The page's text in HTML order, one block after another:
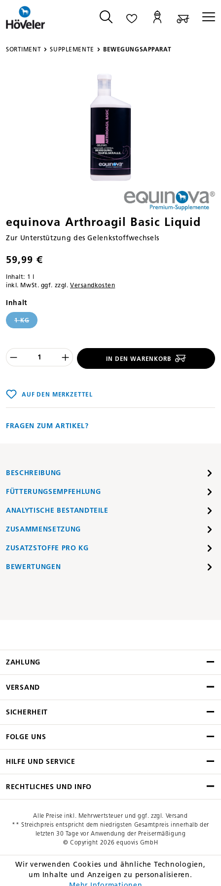
springen
SORTIMENT SUPPLEMENTE BEWEGUNGSAPPARAT
Bildergalerie überspringen
equinova Arthroagil Basic Liquid
Zur Unterstützung des Gelenkstoffwechsels
59,99 €
Inhalt: 1 l
inkl. MwSt. ggf. zzgl. Versandkosten
Inhaltauswählen
1 KG(DIESE OPTION IST ZURZEIT NICHT VERFÜGBAR.)
Produkt Anzahl des Produktes
IN DEN WARENKORB
AUF DEN MERKZETTEL
FRAGEN ZUM ARTIKEL?
BESCHREIBUNG
FÜTTERUNGSEMPFEHLUNG
ANALYTISCHE BESTANDTEILE
ZUSAMMENSETZUNG
ZUSATZSTOFFE PRO KG
BEWERTUNGEN
ZAHLUNG
VERSAND
SICHERHEIT
FOLGE UNS
HILFE UND SERVICE
RECHTLICHES UND INFO
Alle Preise inkl. Mehrwertsteuer und ggf. zzgl. Versand
** Streichpreis entspricht dem niedrigsten Gesamtpreis innerhalb der
letzten 30 Tage vor Anwendung der Preisermäßigung
© Copyright 2026 equovis GmbH
Wir verwenden Cookies und ähnliche Technologien,
um Inhalte und Anzeigen zu personalisieren.